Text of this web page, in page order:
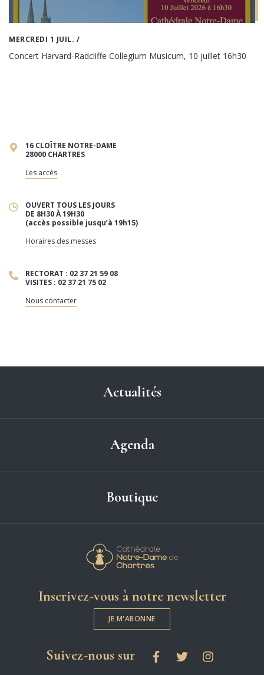
MERCREDI 1 JUIL. /
Concert Harvard-Radcliffe Collegium Musicum, 10 juillet 16h30
16 CLOÎTRE NOTRE-DAME
28000 CHARTRES
Les accès
OUVERT TOUS LES JOURS
DE 8H30 À 19H30
(accès possible jusqu’à 19h15)
Horaires des messes
RECTORAT : 02 37 21 59 08
VISITES : 02 37 21 75 02
Nous contacter
Actualités
Agenda
Boutique
Inscrivez-vous à notre newsletter
JE M'ABONNE
Suivez-nous surles réseaux sociaux
FacebookTwitterInstagram